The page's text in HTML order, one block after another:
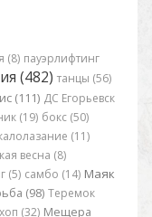
(8) пауэрлифтинг
(482) танцы (56)
(111) ДС Егорьевск
(19) бокс (50)
(11)
весна (8)
(5) самбо (14) Маяк
(98) Теремок
(32) Мещера